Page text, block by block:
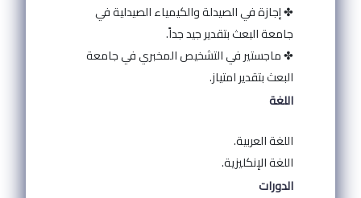
✤ إجازة في الصيدلة والكيمياء الصيدلية في
جامعة البعث بتقدير جيد جداً.
✤ ماجستير في التشخيص المخبري في جامعة
البعث بتقدير امتياز.
اللغة
اللغة العربية.
اللغة الإنكليزية.
الدورات